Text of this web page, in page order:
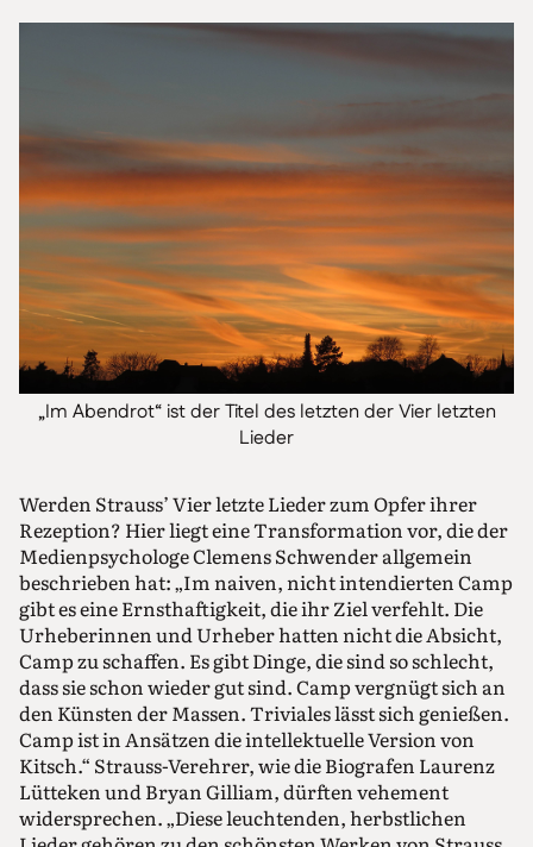
„Im Abendrot“ ist der Titel des letzten der Vier letzten
Lieder
Werden Strauss’ Vier letzte Lieder zum Opfer ihrer
Rezeption? Hier liegt eine Transformation vor, die der
Medienpsychologe Clemens Schwender allgemein
beschrieben hat: „Im naiven, nicht intendierten Camp
gibt es eine Ernsthaftigkeit, die ihr Ziel verfehlt. Die
Urheberinnen und Urheber hatten nicht die Absicht,
Camp zu schaffen. Es gibt Dinge, die sind so schlecht,
dass sie schon wieder gut sind. Camp vergnügt sich an
den Künsten der Massen. Triviales lässt sich genießen.
Camp ist in Ansätzen die intellektuelle Version von
Kitsch.“ Strauss-Verehrer, wie die Biografen Laurenz
Lütteken und Bryan Gilliam, dürften vehement
widersprechen. „Diese leuchtenden, herbstlichen